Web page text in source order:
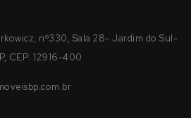
nº330, Sala 28- Jardim do Sul-
CEP: 12916-400